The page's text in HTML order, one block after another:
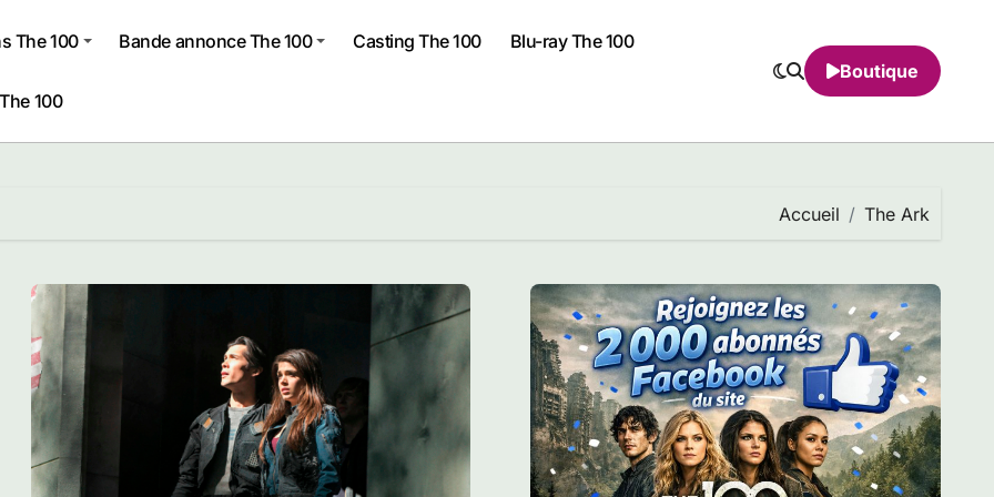
The 100 Bande annonce The 100 Casting The 100 Blu-ray The 100
100
Boutique
Accueil The Ark